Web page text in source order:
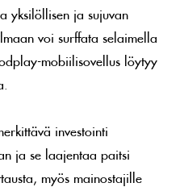
yksilöllisen ja sujuvan
voi surffata selaimella
mobiilisovellus löytyy
investointi
ja se laajentaa paitsi
myös mainostajille